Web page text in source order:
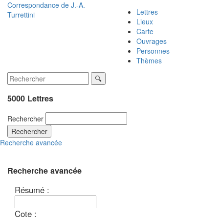
Correspondance de J.-A.
Turrettini
Lettres
Lieux
Carte
Ouvrages
Personnes
Thèmes
5000 Lettres
Rechercher
Rechercher
Recherche avancée
Recherche avancée
Résumé :
Cote :